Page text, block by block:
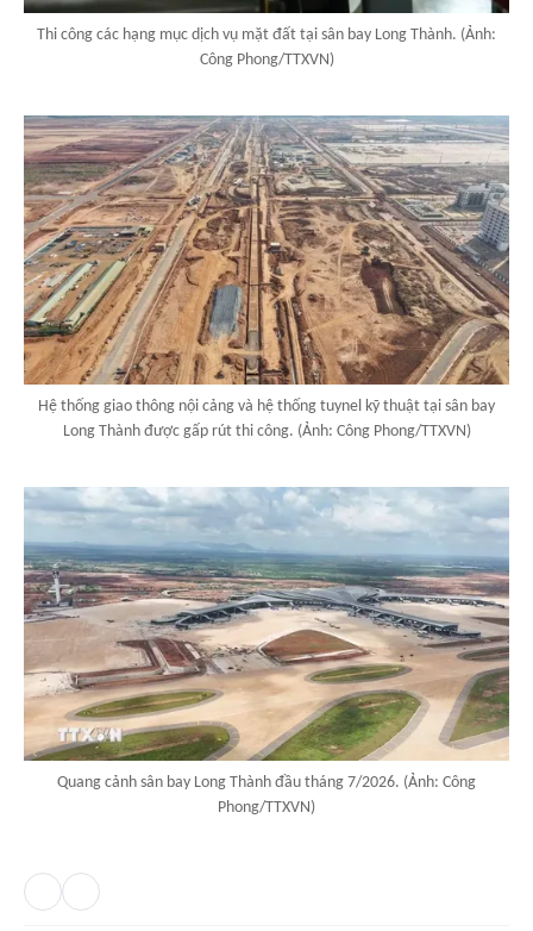
Thi công các hạng mục dịch vụ mặt đất tại sân bay Long Thành. (Ảnh:
Công Phong/TTXVN)
Hệ thống giao thông nội cảng và hệ thống tuynel kỹ thuật tại sân bay
Long Thành được gấp rút thi công. (Ảnh: Công Phong/TTXVN)
Quang cảnh sân bay Long Thành đầu tháng 7/2026. (Ảnh: Công
Phong/TTXVN)